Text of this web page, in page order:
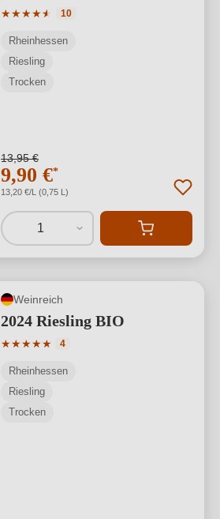
★★★★★
★
Durchschnittliche Bewertung von 4.8
10
Rheinhessen
Riesling
Trocken
13,95 €
9,90 €*
13,20 €/L (0,75 L)
1
Weinreich
2024 Riesling BIO
★★★★★
Durchschnittliche Bewertung von 5
4
Rheinhessen
Riesling
Trocken